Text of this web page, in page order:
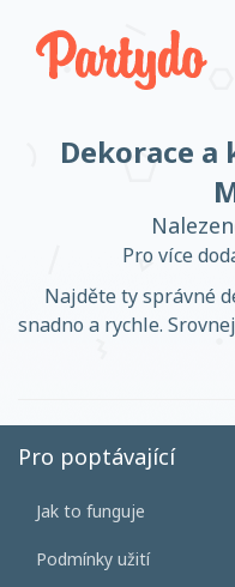
Dekorace a
Pro více
Najděte ty správné
snadno a rychle.
Pro poptávající
Jak to funguje
Podmínky užití